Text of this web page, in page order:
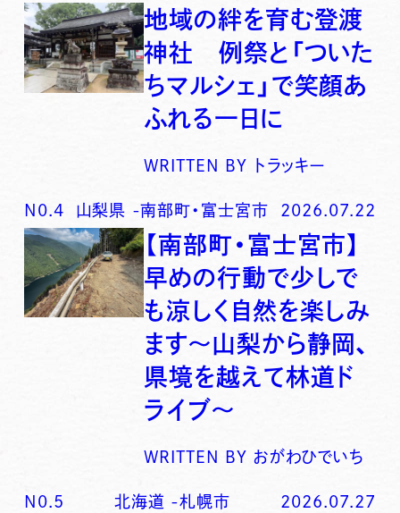
地域の絆を育む登渡
神社 例祭と「ついた
ちマルシェ」で笑顔あ
ふれる一日に
WRITTEN BY トラッキー
N0. 4 山梨県 -南部町・富士宮市 2026.07.22
【南部町・富士宮市】
早めの行動で少しで
も涼しく自然を楽しみ
ます〜山梨から静岡、
県境を越えて林道ド
ライブ〜
WRITTEN BY おがわひでいち
N0. 5 北海道 -札幌市 2026.07.27